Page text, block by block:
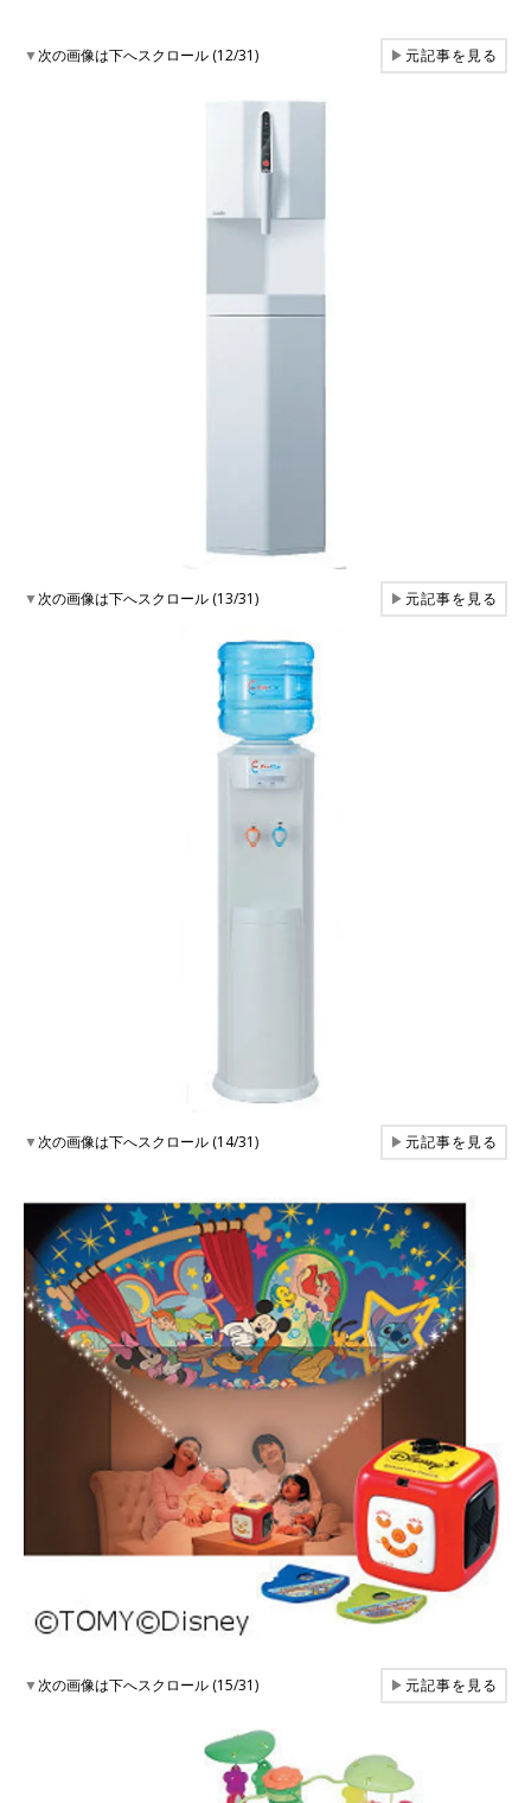
▼次の画像は下へスクロール (12/31) ▶元記事を見る
▼次の画像は下へスクロール (13/31) ▶元記事を見る
▼次の画像は下へスクロール (14/31) ▶元記事を見る
▼次の画像は下へスクロール (15/31) ▶元記事を見る